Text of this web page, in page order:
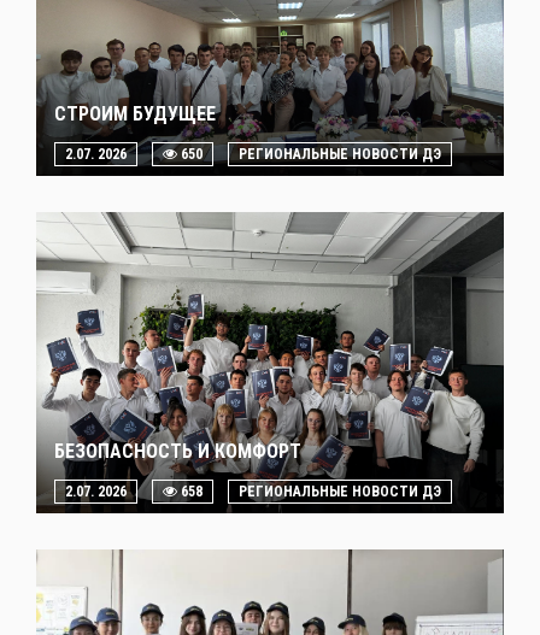
СТРОИМ БУДУЩЕЕ
2.07. 2026 650 РЕГИОНАЛЬНЫЕ НОВОСТИ ДЭ
БЕЗОПАСНОСТЬ И КОМФОРТ
2.07. 2026 658 РЕГИОНАЛЬНЫЕ НОВОСТИ ДЭ